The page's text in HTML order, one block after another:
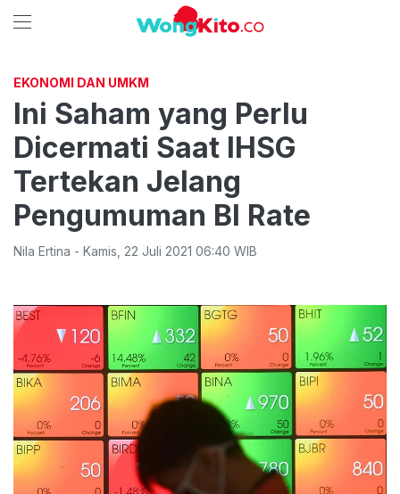
EKONOMI DAN UMKM
Ini Saham yang Perlu
Dicermati Saat IHSG
Tertekan Jelang
Pengumuman BI Rate
Nila Ertina - Kamis 22 Juli 2021 06:40 WIB